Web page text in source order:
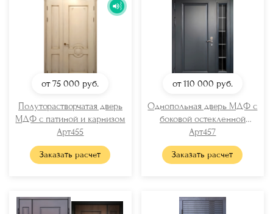
от 75 000 руб.
Полуторастворчатая дверь
МДФ с патиной и карнизом
Арт455
Заказать расчет
от 110 000 руб.
Однопольная дверь МДФ с
боковой остекленной
вставкой
Арт457
Заказать расчет